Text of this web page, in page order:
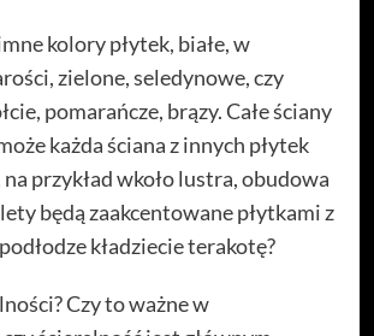
kolory płytek, białe, w
zielone, seledynowe, czy
pomarańcze, brązy. Całe ściany
każda ściana z innych płytek
przykład wkoło lustra, obudowa
będą zaakcentowane płytkami z
kładziecie terakotę?
Czy to ważne w